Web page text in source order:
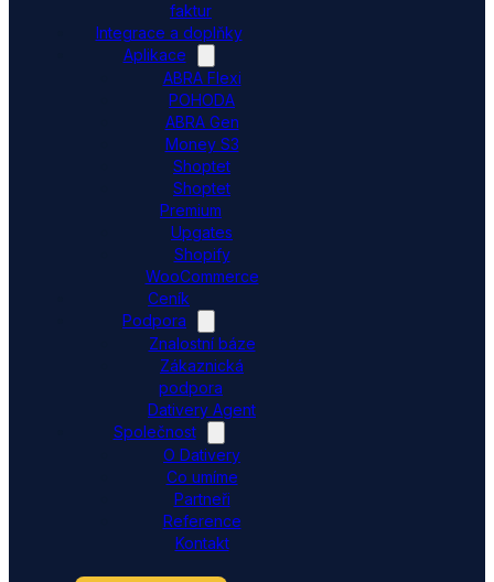
faktur
Integrace a doplňky
Aplikace
ABRA Flexi
POHODA
ABRA Gen
Money S3
Shoptet
Shoptet
Premium
Upgates
Shopify
WooCommerce
Ceník
Podpora
Znalostní báze
Zákaznická
podpora
Dativery Agent
Společnost
O Dativery
Co umíme
Partneři
Reference
Kontakt